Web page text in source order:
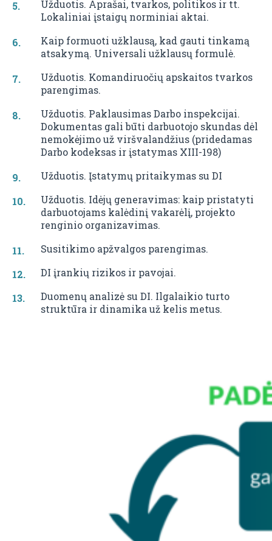
Užduotis. Aprašai, tvarkos, politikos ir tt.
Lokaliniai įstaigų norminiai aktai.
Kaip formuoti užklausą, kad gauti tinkamą
atsakymą. Universali užklausų formulė.
Užduotis. Komandiruočių apskaitos tvarkos
parengimas.
Užduotis. Paklausimas Darbo inspekcijai.
Dokumentas gali būti darbuotojo skundas dėl
nemokėjimo už viršvalandžius (pridedamas
Darbo kodeksas ir įstatymas XIII-198)
Užduotis. Įstatymų pritaikymas su DI
Užduotis. Idėjų generavimas: kaip pristatyti
darbuotojams kalėdinį vakarėlį, projekto
renginio organizavimas.
Susitikimo apžvalgos parengimas.
DI įrankių rizikos ir pavojai.
Duomenų analizė su DI. Ilgalaikio turto
struktūra ir dinamika už kelis metus.